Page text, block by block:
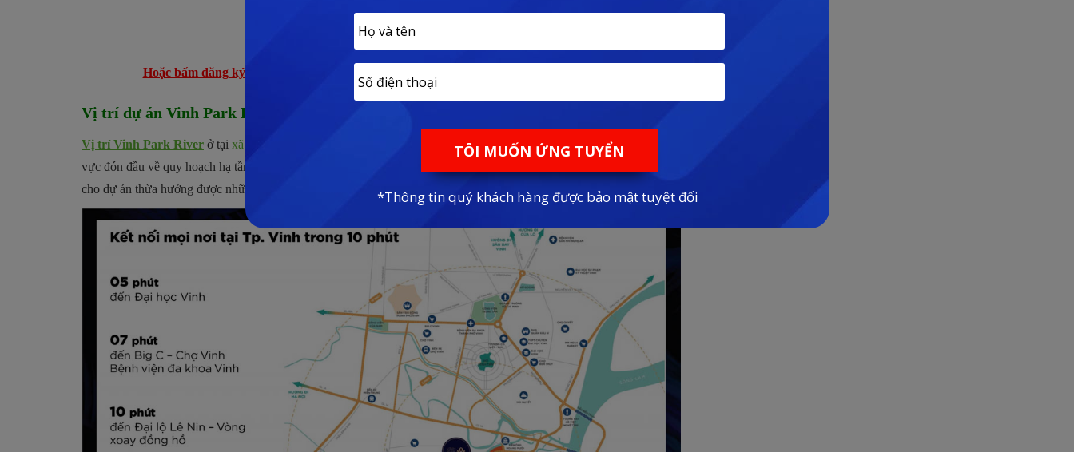
Hỗ trợ tư vấn dự án Vinh Park River
0927.59.79.79
Hoặc bấm đăng ký nhận BẢNG GIÁ – CHÍNH SÁCH BÁN HÀNG mới nhất năm 2023
Vị trí dự án Vinh Park River ở đâu?
Vị trí Vinh Park River ở tại xã Hưng Lợi, huyện Hưng Nguyên
, thành phố Vinh, tỉnh Nghệ An. Hiện hữu tại khu
vực đón đầu về quy hoạch hạ tầng đồng thời xung quanh được bao bọc bởi
cho dự án thừa hưởng được những lợi thế vô cùng to lớn.